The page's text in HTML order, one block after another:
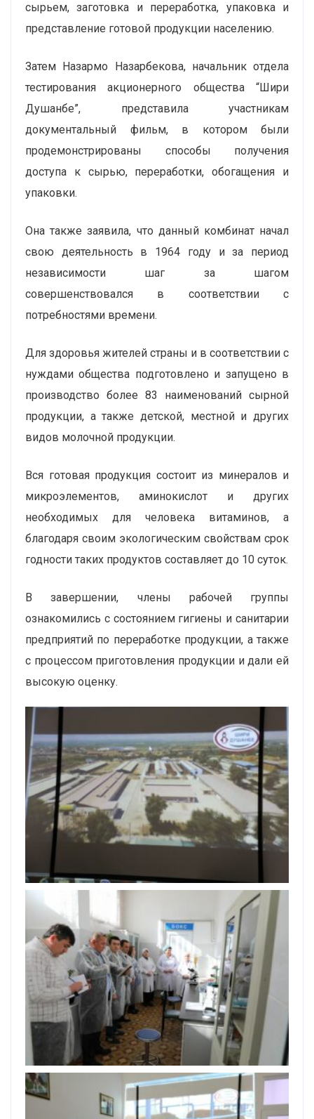
сырьем, заготовка и переработка, упаковка и
представление готовой продукции населению.
Затем Назармо Назарбекова, начальник отдела
тестирования акционерного общества “Шири
Душанбе”, представила участникам
документальный фильм, в котором были
продемонстрированы способы получения
доступа к сырью, переработки, обогащения и
упаковки.
Она также заявила, что данный комбинат начал
свою деятельность в 1964 году и за период
независимости шаг за шагом
совершенствовался в соответствии с
потребностями времени.
Для здоровья жителей страны и в соответствии с
нуждами общества подготовлено и запущено в
производство более 83 наименований сырной
продукции, а также детской, местной и других
видов молочной продукции.
Вся готовая продукция состоит из минералов и
микроэлементов, аминокислот и других
необходимых для человека витаминов, а
благодаря своим экологическим свойствам срок
годности таких продуктов составляет до 10 суток.
В завершении, члены рабочей группы
ознакомились с состоянием гигиены и санитарии
предприятий по переработке продукции, а также
с процессом приготовления продукции и дали ей
высокую оценку.